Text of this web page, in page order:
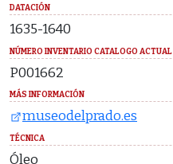
DATACIÓN
1635-1640
NÚMERO INVENTARIO CATALOGO ACTUAL
P001662
MÁS INFORMACIÓN
museodelprado.es
TÉCNICA
Óleo